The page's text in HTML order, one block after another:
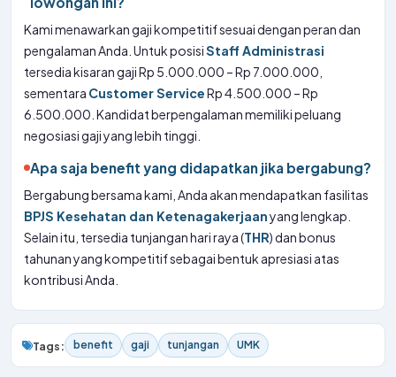
Kami menawarkan gaji kompetitif sesuai dengan peran dan
pengalaman Anda. Untuk posisiStaff Administrasi
tersedia kisaran gaji Rp 5.000.000 – Rp 7.000.000,
sementara Customer ServiceRp 4.500.000 – Rp
6.500.000. Kandidat berpengalaman memiliki peluang
negosiasi gaji yang lebih tinggi.
Apa saja benefit yang didapatkan jika bergabung?
Bergabung bersama kami, Anda akan mendapatkan fasilitas
BPJS Kesehatan dan Ketenagakerjaanyang lengkap.
Selain itu, tersedia tunjangan hari raya (THR) dan bonus
tahunan yang kompetitif sebagai bentuk apresiasi atas
kontribusi Anda.
Tags: benefit gaji tunjangan UMK